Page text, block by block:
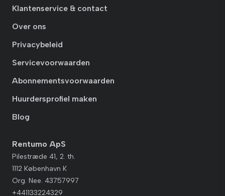
Klantenservice & contact
Over ons
Privacybeleid
Servicevoorwaarden
Abonnementsvoorwaarden
Huurdersprofiel maken
Blog
Rentumo ApS
Pilestræde 41, 2. th.
1112 København K
Org. Nee. 43757997
+441133224329